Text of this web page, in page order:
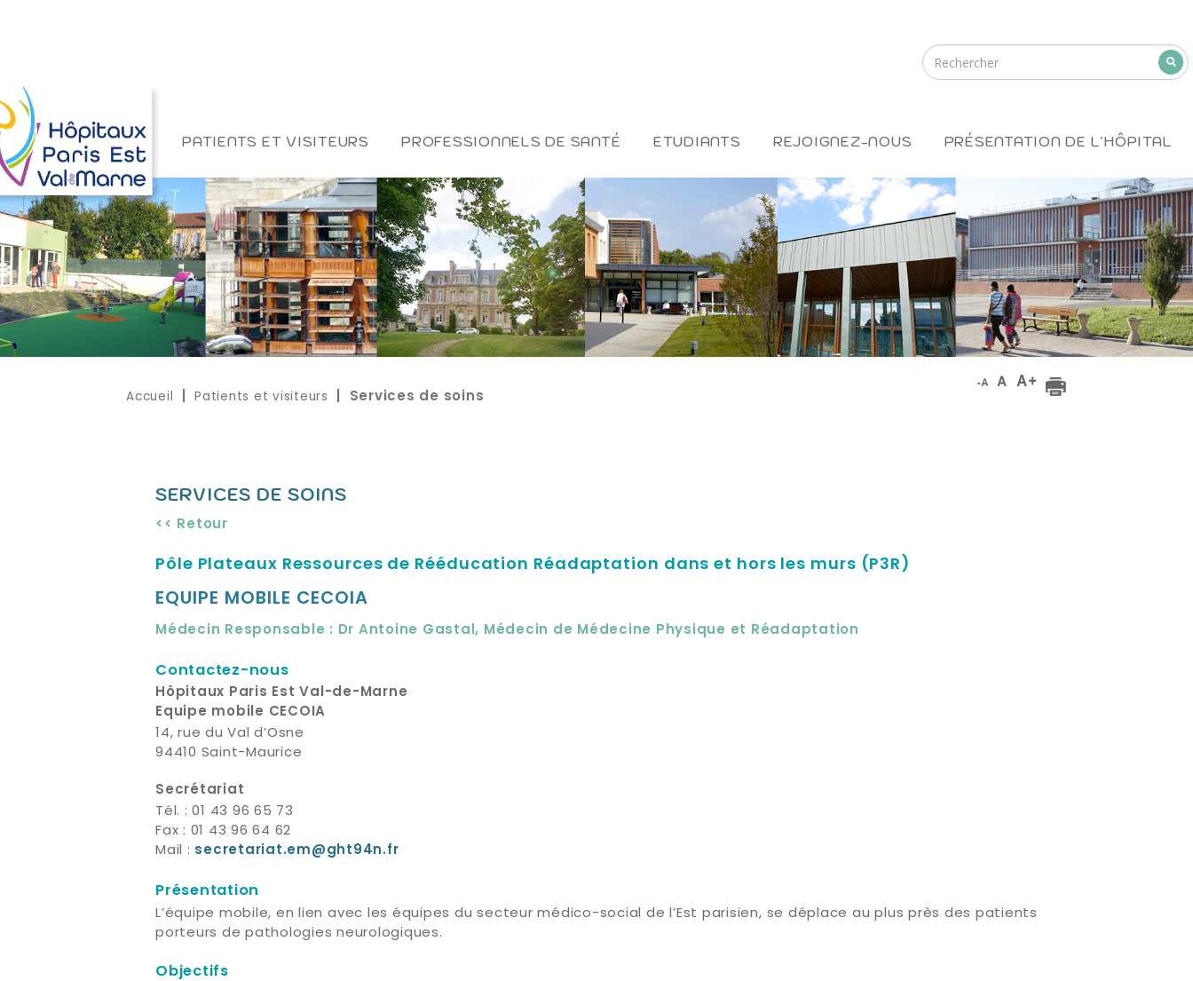
PATIENTS ET VISITEURS PROFESSIONNELS DE SANTÉ ETUDIANTS REJOIGNEZ-NOUS PRÉSENTATION DE L'HÔPITAL
Accueil Patients et visiteurs | Services de soins
SERVICES DE SOINS
<< Retour
Pôle Plateaux Ressources de Rééducation Réadaptation dans et hors les murs (P3R)
EQUIPE MOBILE CECOIA
Médecin Responsable : Dr Antoine Gastal, Médecin de Médecine Physique et Réadaptation
Contactez-nous
Hôpitaux Paris Est Val-de-Marne
Equipe mobile CECOIA
14, rue du Val d’Osne
94410 Saint-Maurice
Secrétariat
Tél. : 01 43 96 65 73
Fax : 01 43 96 64 62
Mail : secretariat.em@ght94n.fr
Présentation
L’équipe mobile, en lien avec les équipes du secteur médico-social de l’Est parisien, se déplace au plus près des patients
porteurs de pathologies neurologiques.
Objectifs